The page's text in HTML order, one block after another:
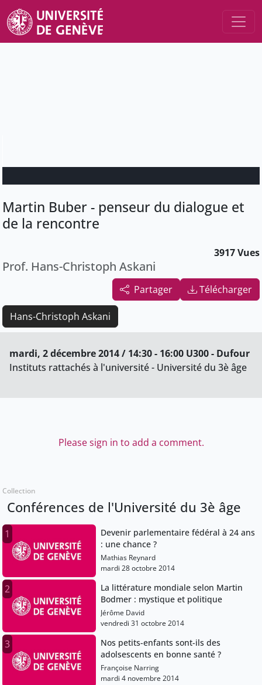
Martin Buber - penseur du dialogue et
de la rencontre
3917 Vues
Prof. Hans-Christoph Askani
Partager Télécharger
Hans-Christoph Askani
mardi, 2 décembre 2014 / 14:30 - 16:00 U300 - Dufour
Instituts rattachés à l'université - Université du 3è âge
Please sign in to add a comment.
Collection
Conférences de l'Université du 3è âge
1
Devenir parlementaire fédéral à 24 ans
: une chance ?
Mathias Reynard
mardi 28 octobre 2014
2
La littérature mondiale selon Martin
Bodmer : mystique et politique
Jérôme David
vendredi 31 octobre 2014
3
Nos petits-enfants sont-ils des
adolsescents en bonne santé ?
Françoise Narring
mardi 4 novembre 2014